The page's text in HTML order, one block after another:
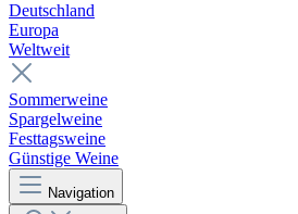
Deutschland
Europa
Weltweit
Sommerweine
Spargelweine
Festtagsweine
Günstige Weine
Navigation